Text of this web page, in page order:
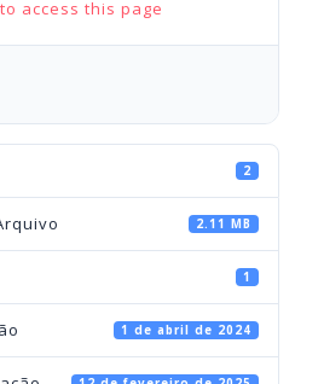
access this page
2
2.11 MB
1
1 de abril de 2024